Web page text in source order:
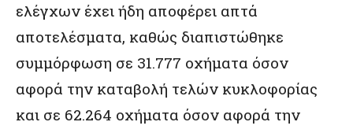
ελέγχων έχει ήδη αποφέρει απτά
αποτελέσματα, καθώς διαπιστώθηκε
συμμόρφωση σε 31.777 οχήματα όσον
αφορά την καταβολή τελών κυκλοφορίας
και σε 62.264 οχήματα όσον αφορά την